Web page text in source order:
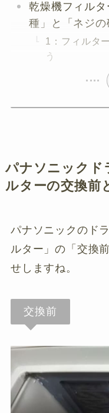
乾燥機フィル
種」と「ネジ
1：フィルタ
う
パナソニックド
ルターの交換前
パナソニックのド
ルター」の「交換
せしますね。
交換前